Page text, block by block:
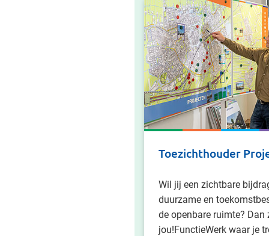
Toezichthouder
Wil jij een zichtbare
duurzame en
de openbare ruimte?
jou!FunctieWerk waar je